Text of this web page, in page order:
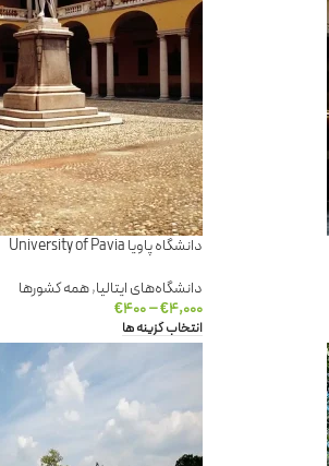
دانشگاه پاویا University of Pavia
دانشگاه‌های ایتالیا,همه کشورها
€۴,۰۰۰ –
€۴۰۰
انتخاب گزینه ها